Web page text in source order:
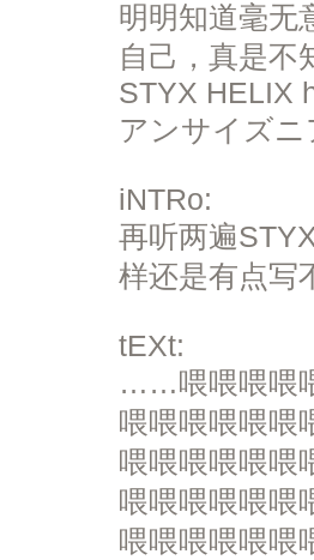
明明知道毫无
自己，真是不
STYX HELIX
アンサイズニ
iNTRo:
再听两遍
样还是有点写
tEXt:
……喂喂喂喂
喂喂喂喂喂喂
喂喂喂喂喂喂
喂喂喂喂喂喂
喂喂喂喂喂喂